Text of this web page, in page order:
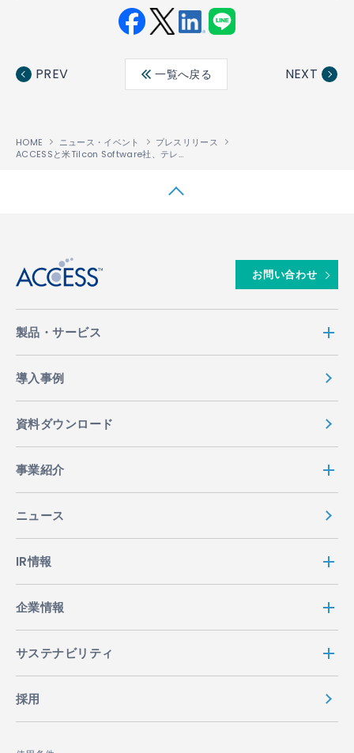
ebo ter
edin
PREV 一覧へ戻る NEXT
HOME ニュース・イベント
プレスリリース
ACCESSと米Tilcon Software社、テレマティクス（車載情報システム）市場で協業
お問い合わせ
製品・サービス
導入事例
資料ダウンロード
事業紹介
ニュース
IR情報
企業情報
サステナビリティ
採用